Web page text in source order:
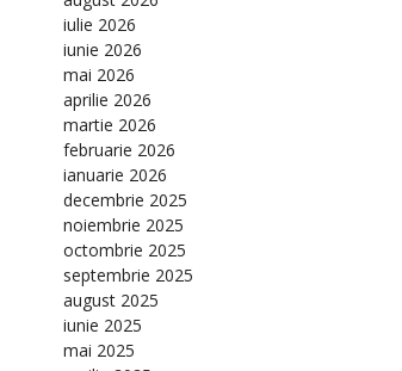
iulie 2026
iunie 2026
mai 2026
aprilie 2026
martie 2026
februarie 2026
ianuarie 2026
decembrie 2025
noiembrie 2025
octombrie 2025
septembrie 2025
august 2025
iunie 2025
mai 2025